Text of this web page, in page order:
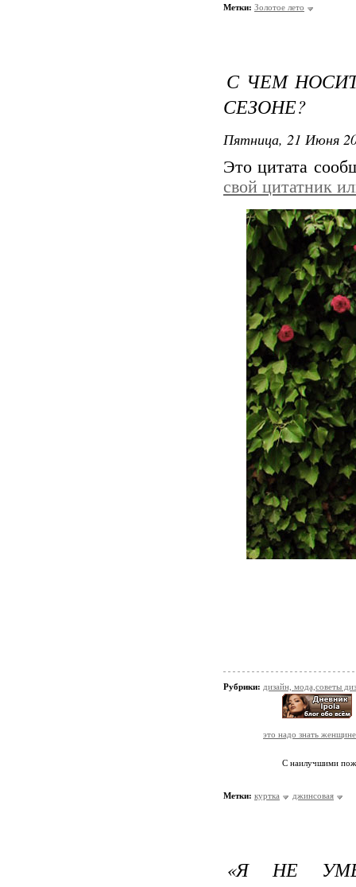
Метки: Золотое лето
С ЧЕМ
СЕЗОНЕ?
Пятница, 21 Июня
Это цитата
свой цитатник
Рубрики: дизайн, мода,советы
это надо знать женщине
С наилучшими
Метки: куртка джинсовая
«Я НЕ